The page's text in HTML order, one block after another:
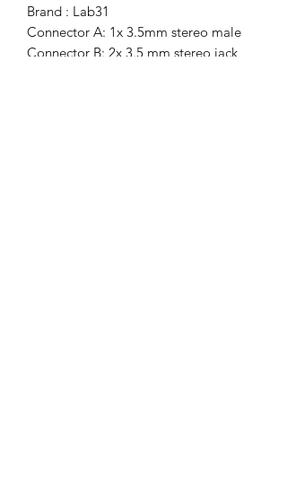
Brand : Lab31
Connector A: 1x 3.5mm stereo male
Connector B: 2x 3.5 mm stereo jack